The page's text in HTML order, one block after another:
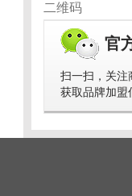
二维码
官
扫一扫，关注
获取品牌加盟